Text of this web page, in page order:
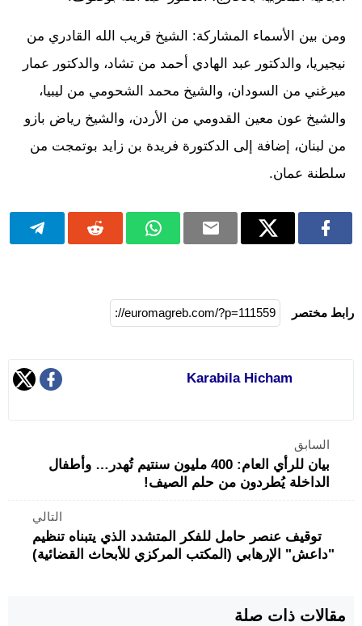
ومن بين الأسماء المشاركة: الشيخ قريب الله القادري من
نيجيريا، والدكتور عبد الهادي أحمد من تشاد، والدكتور عمار
ميرغني من السودان، والشيخ محمد الشحومي من ليبيا،
والشيخ عون معين القدومي من الأردن، والشيخ رياض بازو
من لبنان، إضافة إلى الدكتورة فريدة بن زايد بوتمجت من
سلطنة عمان.
رابط مختصر
Karabila Hicham
السابق
بيان للرأي العام: 400 مليون سنتيم تُهدر… وأطفال
الداخلة يُطردون من حلم الصيف!
التالي
توقيف عنصر حامل للفكر المتشدد الذي يتبناه تنظيم
"داعش" الإرهابي (المكتب المركزي للأبحاث القضائية)
مقالات ذات صلة